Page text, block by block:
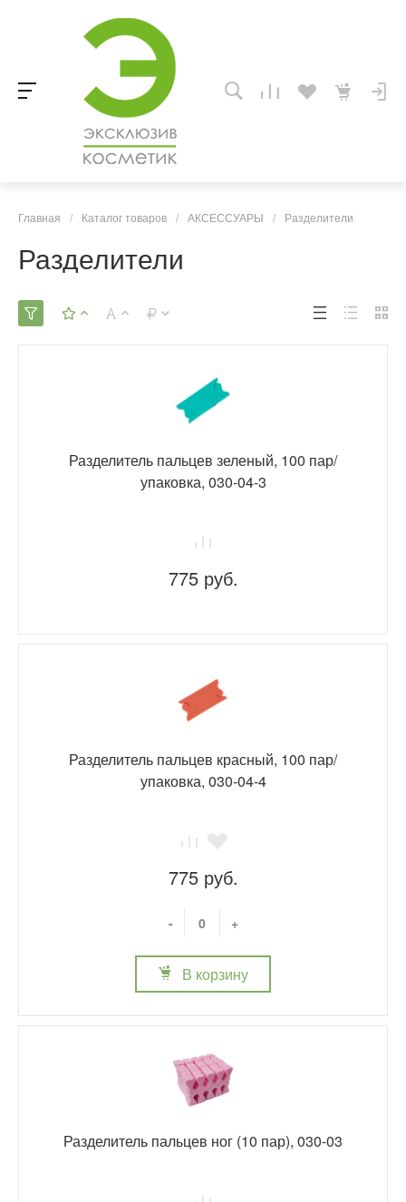
Главная / Каталог товаров / АКСЕССУАРЫ / Разделители
Разделители
Разделитель пальцев зеленый, 100 пар/
упаковка, 030-04-3
775 руб.
Разделитель пальцев красный, 100 пар/
упаковка, 030-04-4
775 руб.
- +
В корзину
Разделитель пальцев ног (10 пар), 030-03